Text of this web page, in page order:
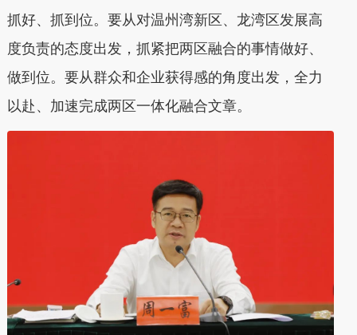
抓好、抓到位。要从对温州湾新区、龙湾区发展高
度负责的态度出发，抓紧把两区融合的事情做好、
做到位。要从群众和企业获得感的角度出发，全力
以赴、加速完成两区一体化融合文章。